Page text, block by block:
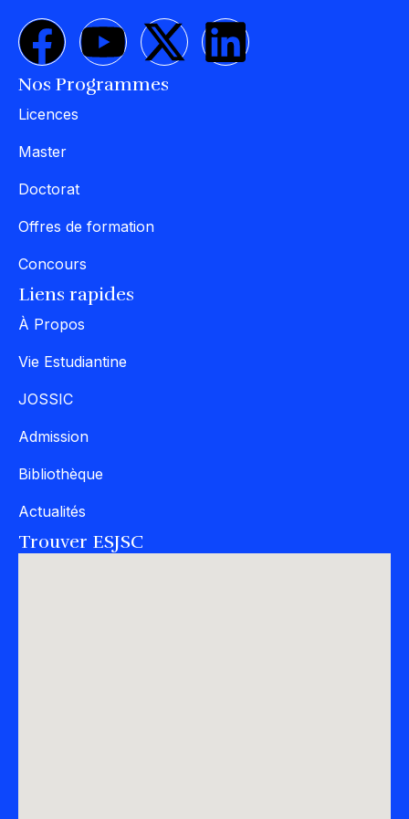
Nos Programmes
Licences
Master
Doctorat
Offres de formation
Concours
Liens rapides
À Propos
Vie Estudiantine
JOSSIC
Admission
Bibliothèque
Actualités
Trouver ESJSC